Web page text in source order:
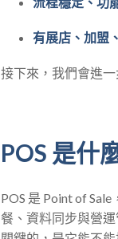
有展店、加盟
接下來，我們會進
POS 是什
POS 是 Point of
餐、資料同步與營